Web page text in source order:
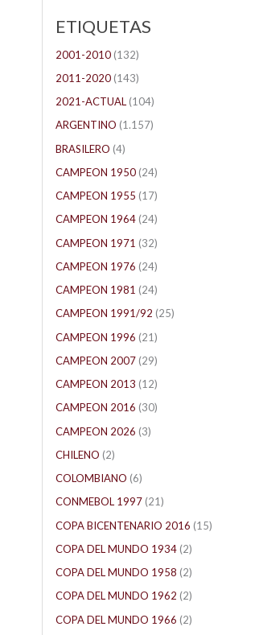
ETIQUETAS
2001-2010 (132)
2011-2020 (143)
2021-ACTUAL (104)
ARGENTINO (1.157)
BRASILERO (4)
CAMPEON 1950 (24)
CAMPEON 1955 (17)
CAMPEON 1964 (24)
CAMPEON 1971 (32)
CAMPEON 1976 (24)
CAMPEON 1981 (24)
CAMPEON 1991/92 (25)
CAMPEON 1996 (21)
CAMPEON 2007 (29)
CAMPEON 2013 (12)
CAMPEON 2016 (30)
CAMPEON 2026 (3)
CHILENO (2)
COLOMBIANO (6)
CONMEBOL 1997 (21)
COPA BICENTENARIO 2016 (15)
COPA DEL MUNDO 1934 (2)
COPA DEL MUNDO 1958 (2)
COPA DEL MUNDO 1962 (2)
COPA DEL MUNDO 1966 (2)